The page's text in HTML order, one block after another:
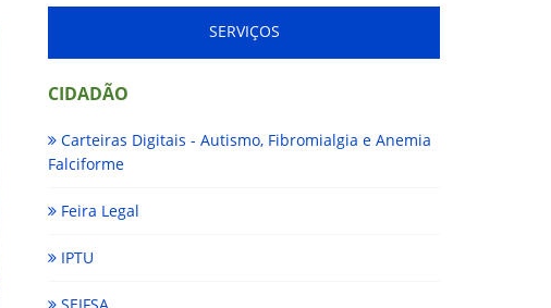
SERVIÇOS
CIDADÃO
Carteiras Digitais - Autismo, Fibromialgia e Anemia
Falciforme
Feira Legal
IPTU